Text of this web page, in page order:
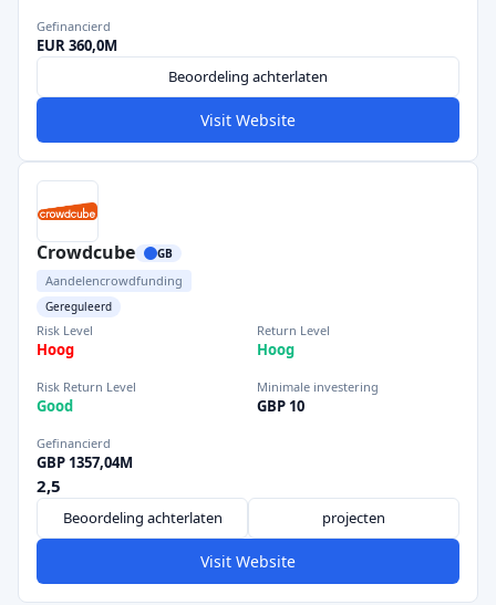
Gefinancierd
EUR 360,0M
Beoordeling achterlaten
Visit Website
Crowdcube GB
Aandelencrowdfunding
Gereguleerd
Risk Level
Hoog
Return Level
Hoog
Risk Return Level
Good
Minimale investering
GBP 10
Gefinancierd
GBP 1357,04M
2,5
Beoordeling achterlaten projecten
Visit Website